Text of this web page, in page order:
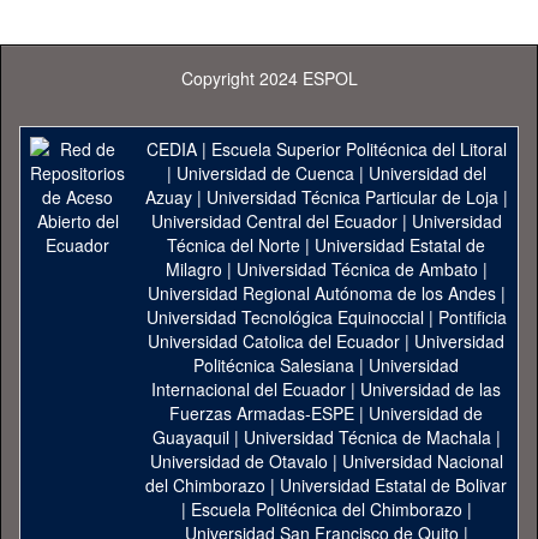
Copyright 2024 ESPOL
CEDIA| Escuela Superior Politécnica del Litoral
| Universidad de Cuenca| Universidad del
Azuay| Universidad Técnica Particular de Loja|
Universidad Central del Ecuador| Universidad
Técnica del Norte | Universidad Estatal de
Milagro | Universidad Técnica de Ambato |
Universidad Regional Autónoma de los Andes|
Universidad Tecnológica Equinoccial| Pontificia
Universidad Catolica del Ecuador | Universidad
Politécnica Salesiana | Universidad
Internacional del Ecuador | Universidad de las
Fuerzas Armadas-ESPE | Universidad de
Guayaquil| Universidad Técnica de Machala|
Universidad de Otavalo | Universidad Nacional
del Chimborazo | Universidad Estatal de Bolivar
| Escuela Politécnica del Chimborazo |
Universidad San Francisco de Quito |